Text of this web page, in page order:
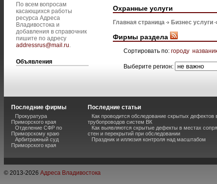
По всем вопросам
касающихся работы
ресурса Адреса
Владивостока и
добавления в справочник
пишите по адресу
addressrus@mail.ru.
Объявления
Охранные услуги
Главная страница Бизнес услуги
Фирмы раздела
Сортировать по: городу
Выберите регион:
Последние фирмы
Прокуратура
Приморского края
Отделение СФР по
Приморскому краю
Арбитражный суд
Приморского края
Последние статьи
Как проводится обследование скрытых дефектов
трубопроводов систем ВК
Как выявляются скрытые дефекты в местах
стен и перекрытий при обследовании
Праздник и иллюзия контроля над масштабом
© 2013-2026 Адреса Владивостока